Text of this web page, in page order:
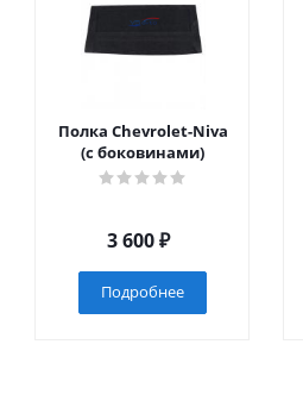
Полка Chevrolet-Niva
(с боковинами)
3 600₽
Подробнее